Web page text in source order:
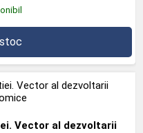
Vector al dezvoltarii